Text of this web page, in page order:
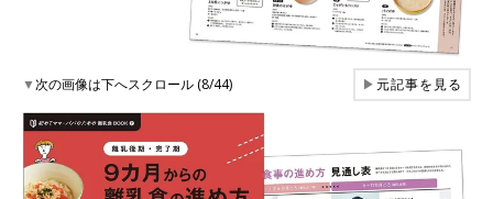
▼次の画像は下へスクロール (8/44) ▶元記事を見る